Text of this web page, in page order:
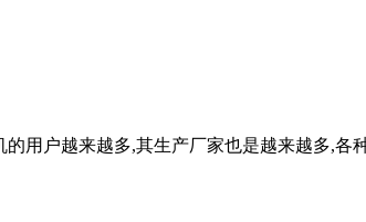
用户越来越多,其生产厂家也是越来越多,各